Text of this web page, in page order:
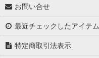
お問い合せ
最近チェックしたアイテム
特定商取引法表示